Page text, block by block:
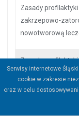
Zasady
zakrzepowo-
nowotworową
Zasady
zakażeń u
leczonych
Zasady
Serwisy internetowe
cookie w zakresie
oraz w celu